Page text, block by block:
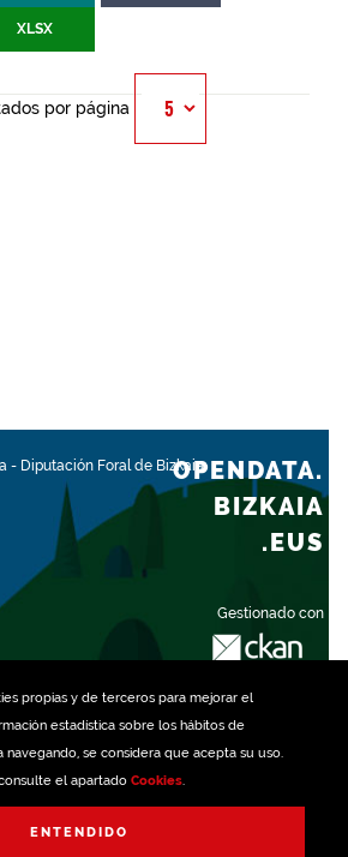
propias y de terceros para mejorar el
estadística sobre los hábitos de
navegando, se considera que acepta su uso.
el apartado Cookies.
ENTENDIDO
XLSX
por página
- Diputación Foral de Bizkaia
Gestionado con
OPENDATA.
BIZKAIA
.EUS